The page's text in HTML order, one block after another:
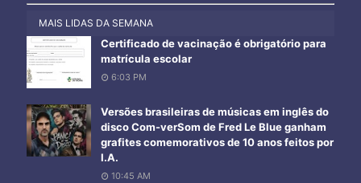
MAIS LIDAS DA SEMANA
Certificado de vacinação é obrigatório para
matrícula escolar
6:03 PM
Versões brasileiras de músicas em inglês do
disco Com-verSom de Fred Le Blue ganham
grafites comemorativos de 10 anos feitos por
I.A.
10:45 AM